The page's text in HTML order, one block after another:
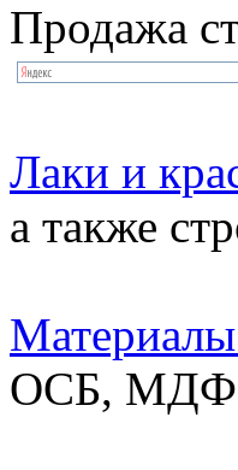
Продажа
Лаки и
а также
Материалы
ОСБ, МДФ,